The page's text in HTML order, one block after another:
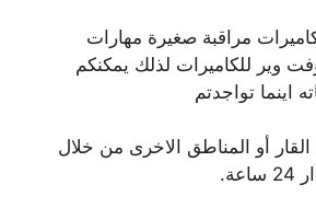
مراقبة صغيرة مهارات
وير للكاميرات لذلك يمكنكم
اينما تواجدتم
أو المناطق الاخرى من خلال